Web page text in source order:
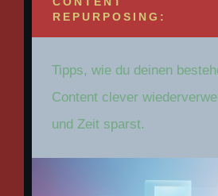
REPURPOSING:
Tipps, wie du deinen
Content clever
und Zeit sparst.